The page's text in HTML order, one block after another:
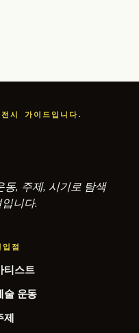
시 가이드입니다.
동, 주제, 시기로 탐색
니다.
입점
티스트
술 운동
제